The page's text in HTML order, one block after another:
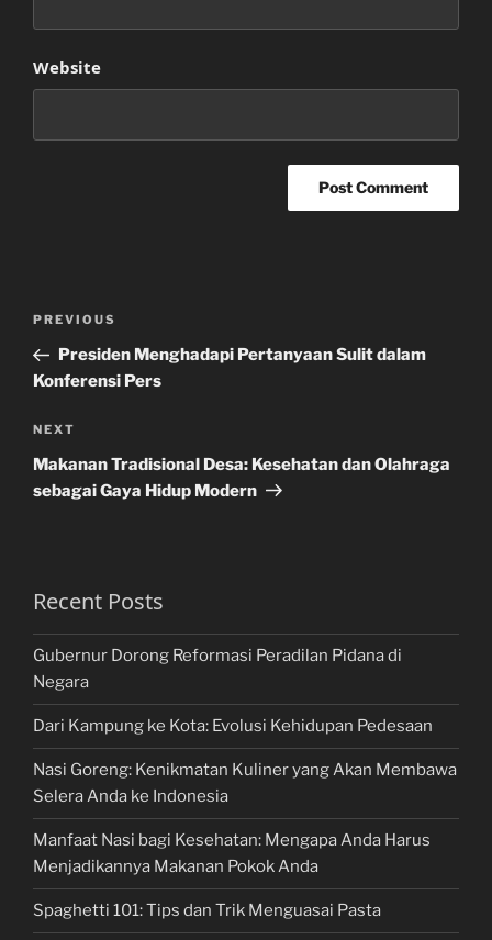
Website
Previous
Post
PREVIOUS
Presiden Menghadapi Pertanyaan Sulit dalam
Konferensi Pers
Next
Post
NEXT
Makanan Tradisional Desa: Kesehatan dan Olahraga
sebagai Gaya Hidup Modern
Recent Posts
Gubernur Dorong Reformasi Peradilan Pidana di
Negara
Dari Kampung ke Kota: Evolusi Kehidupan Pedesaan
Nasi Goreng: Kenikmatan Kuliner yang Akan Membawa
Selera Anda ke Indonesia
Manfaat Nasi bagi Kesehatan: Mengapa Anda Harus
Menjadikannya Makanan Pokok Anda
Spaghetti 101: Tips dan Trik Menguasai Pasta